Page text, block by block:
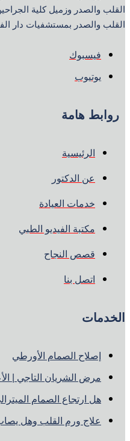
القلب والصدر وزميل كلية
القلب والصدر بمستشفيات دار
فيسبوك
يوتيوب
روابط هامة
الرئيسية
عن الدكتور
خدمات العيادة
مكتبة الفيديو الطبي
قصص النجاح
اتصل بنا
الخدمات
إصلاح الصمام الأورطي
مرض الشريان التاجي |
هل ارتجاع الصمام
علاج ورم القلب وهل